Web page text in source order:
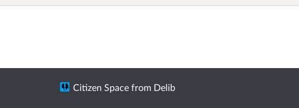
Citizen Space from Delib